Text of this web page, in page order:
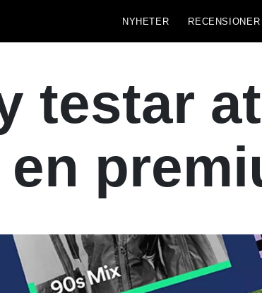
NYHETER RECENSIONER
testar
en